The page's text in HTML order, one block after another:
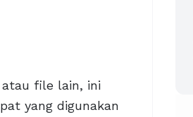
file lain, ini
yang digunakan